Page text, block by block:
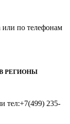
или по телефонам
РЕГИОНЫ
тел:+7(499) 235-